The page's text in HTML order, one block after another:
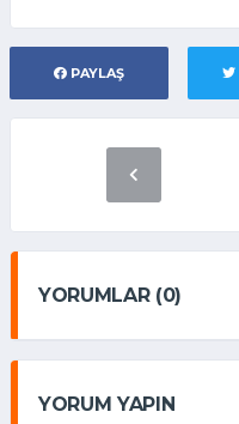
PAYLAŞ
YORUMLAR (0)
YORUM YAPIN